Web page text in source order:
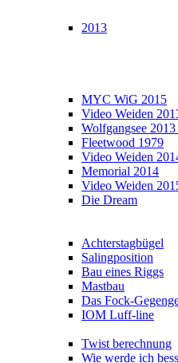
2013
MYC WiG 2015
Video Weiden
Wolfgangsee
Fleetwood 1979
Video Weiden
Memorial 2014
Video Weiden
Die Dream
Achterstagbügel
Salingposition
Bau eines Riggs
Mastbau
Das Fock-
IOM Luff-line
Twist berechnung
Wie werde ich